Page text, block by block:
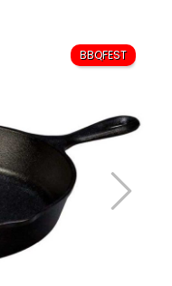
BBQFEST